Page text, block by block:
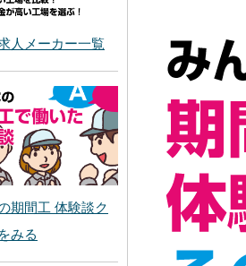
人メーカー一覧
期間工 体験談ク
みる